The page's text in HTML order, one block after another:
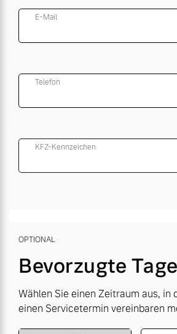
E-Mail
Telefon
KFZ-Kennzeichen
OPTIONAL
Bevorzugte
Wählen Sie einen Zeitraum aus, in
einen Servicetermin vereinbaren